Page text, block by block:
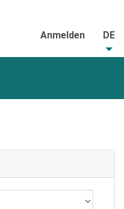
Anmelden DE